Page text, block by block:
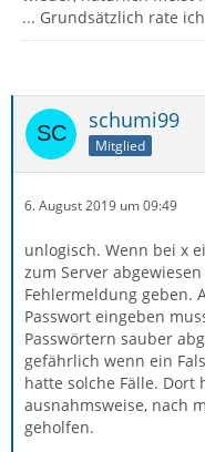
... Grundsätzlich rate
schumi99
Mitglied
6. August 2019 um 09:49
unlogisch. Wenn bei x
zum Server
Fehlermeldung geben.
Passwort eingeben
Passwörtern sauber
gefährlich wenn ein
hatte solche Fälle. Dort
ausnahmsweise, nach
geholfen.